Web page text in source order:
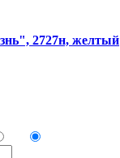
2727н, желтый